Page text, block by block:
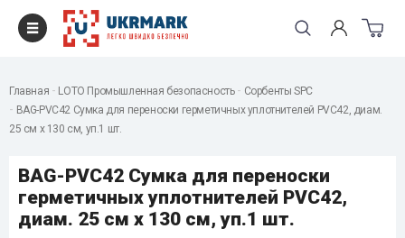
Главная LOTO Промышленная безопасность
Сорбенты SPC
BAG-PVC42 Сумка для переноски герметичных уплотнителей PVC42, диам.
25 см x 130 см, уп.1 шт.
BAG-PVC42 Сумка для переноски
герметичных уплотнителей PVC42,
диам. 25 см x 130 см, уп.1 шт.